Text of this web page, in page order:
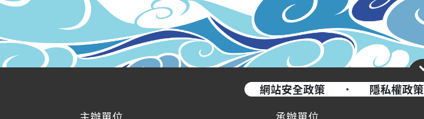
網站安全政策 · 隱私權政策